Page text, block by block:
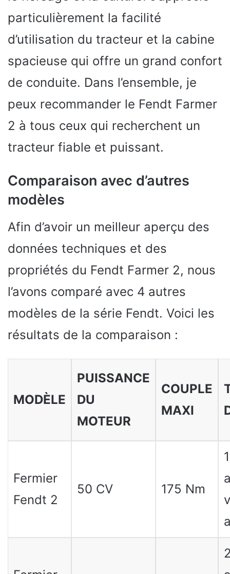
particulièrement la facilité
d’utilisation du tracteur et la cabine
spacieuse qui offre un grand confort
de conduite. Dans l’ensemble, je
peux recommander le Fendt Farmer
2 à tous ceux qui recherchent un
tracteur fiable et puissant.
Comparaison avec d’autres
modèles
Afin d’avoir un meilleur aperçu des
données techniques et des
propriétés du Fendt Farmer 2, nous
l’avons comparé avec 4 autres
modèles de la série Fendt. Voici les
résultats de la comparaison :
MODÈLE
PUISSANCE
DU
MOTEUR
COUPLE
MAXI
Fermier
Fendt 2
50 CV 175 Nm